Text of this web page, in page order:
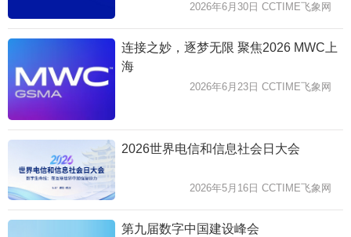
2026年6月30日 CCTIME飞象网
连接之妙，逐梦无限 聚焦2026 MWC上
海
2026年6月23日 CCTIME飞象网
2026世界电信和信息社会日大会
2026年5月16日 CCTIME飞象网
第九届数字中国建设峰会